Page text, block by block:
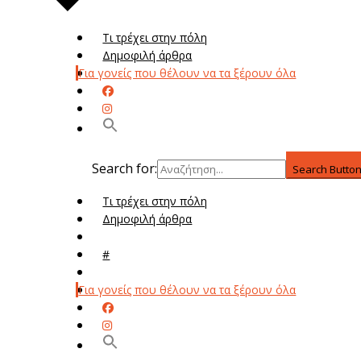
Τι τρέχει στην πόλη
Δημοφιλή άρθρα
Για γονείς που θέλουν να τα ξέρουν όλα
Search for: Search
Τι τρέχει στην πόλη
Δημοφιλή άρθρα
#
Για γονείς που θέλουν να τα ξέρουν όλα